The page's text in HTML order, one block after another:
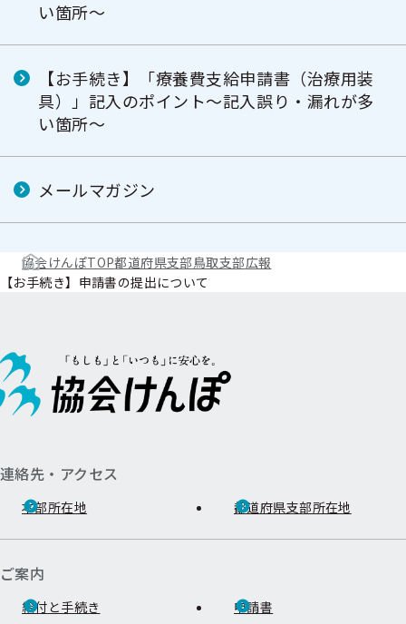
い箇所～
【お手続き】「療養費支給申請書（治療用装
具）」記入のポイント～記入誤り・漏れが多
い箇所～
メールマガジン
協会けんぽTOP都道府県支部鳥取支部広報
【お手続き】申請書の提出について
連絡先・アクセス
本部所在地 都道府県支部所在地
ご案内
給付と手続き 申請書